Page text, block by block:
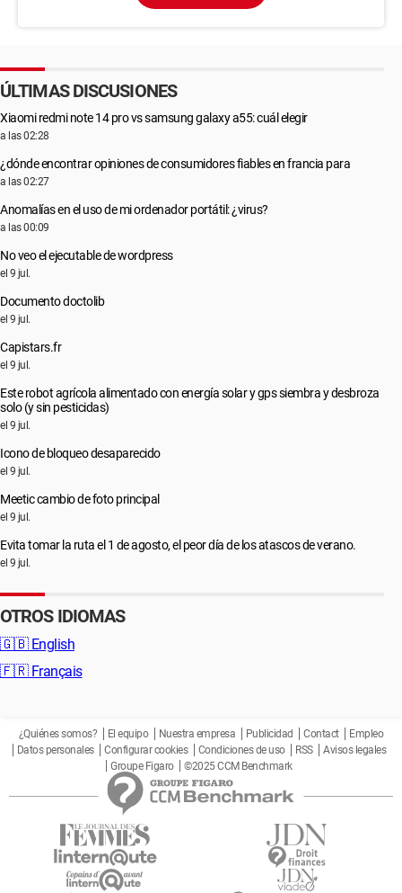
ÚLTIMAS DISCUSIONES
Xiaomi redmi note 14 pro vs samsung galaxy a55: cuál elegir
a las 02:28
¿dónde encontrar opiniones de consumidores fiables en francia para
a las 02:27
Anomalías en el uso de mi ordenador portátil: ¿virus?
a las 00:09
No veo el ejecutable de wordpress
el 9 jul.
Documento doctolib
el 9 jul.
Capistars.fr
el 9 jul.
Este robot agrícola alimentado con energía solar y gps siembra y desbroza
solo (y sin pesticidas)
el 9 jul.
Icono de bloqueo desaparecido
el 9 jul.
Meetic cambio de foto principal
el 9 jul.
Evita tomar la ruta el 1 de agosto, el peor día de los atascos de verano.
el 9 jul.
OTROS IDIOMAS
🇬🇧 English
🇫🇷 Français
¿Quiénes somos? El equipo Nuestra empresa Publicidad Contact
Empleo
Datos personales
Configurar cookies Condiciones de uso RSS
Avisos legales
Groupe Figaro
©2025 CCM Benchmark